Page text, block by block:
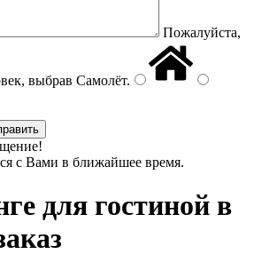
Пожалуйста,
выбрав Самолёт.
с Вами в ближайшее время.
для гостиной в